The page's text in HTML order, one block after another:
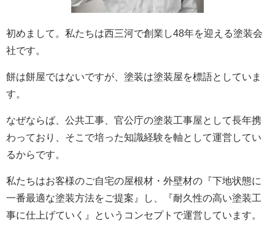
初めまして。私たちは西三河で創業し48年を迎える塗装会
社です。
餅は餅屋ではないですが、塗装は塗装屋を標語としていま
す。
なぜならば、公共工事、官公庁の塗装工事屋として長年携
わっており、そこで培った知識経験を軸として運営してい
るからです。
私たちはお客様のご自宅の屋根材・外壁材の『下地状態に
一番最適な塗装方法をご提案』し、『耐久性の高い塗装工
事に仕上げていく』というコンセプトで運営しています。